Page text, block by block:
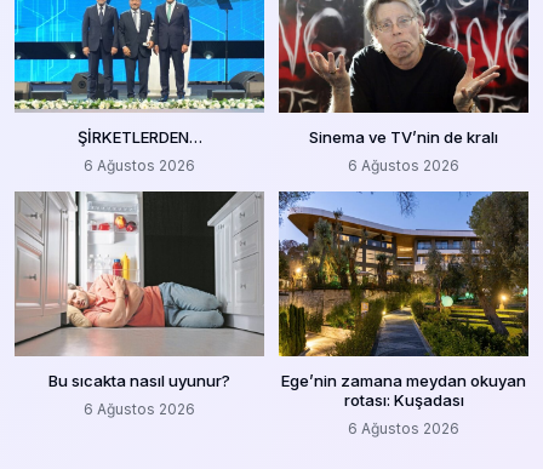
ŞİRKETLERDEN…
6 Ağustos 2026
Sinema ve TV’nin de kralı
6 Ağustos 2026
Bu sıcakta nasıl uyunur?
6 Ağustos 2026
Ege’nin zamana meydan okuyan
rotası: Kuşadası
6 Ağustos 2026